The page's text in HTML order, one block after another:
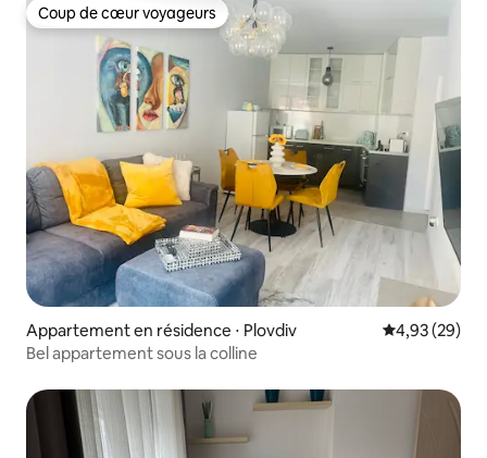
Coup de cœur voyageurs
Coup de cœur voyageurs
Appartement en résidence ⋅ Plovdiv Évaluation
4,93 (29)
Bel appartement sous la colline